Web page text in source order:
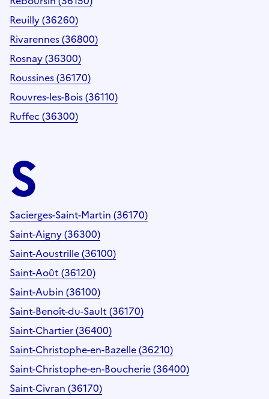
Reuilly (36260)
Rivarennes (36800)
Rosnay (36300)
Roussines (36170)
Rouvres-les-Bois (36110)
Ruffec (36300)
S
Sacierges-Saint-Martin (36170)
Saint-Aigny (36300)
Saint-Aoustrille (36100)
Saint-Août (36120)
Saint-Aubin (36100)
Saint-Benoît-du-Sault (36170)
Saint-Chartier (36400)
Saint-Christophe-en-Bazelle (36210)
Saint-Christophe-en-Boucherie (36400)
Saint-Civran (36170)